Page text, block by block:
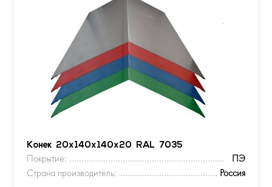
Конек 20х140х140х20 RAL 7035
Покрытие:
ПЭ
Страна производитель:
Россия